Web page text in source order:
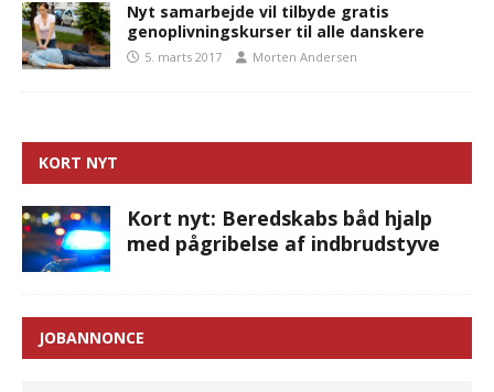
Nyt samarbejde vil tilbyde gratis
genoplivningskurser til alle danskere
5. marts 2017 Morten Andersen
KORT NYT
Kort nyt: Beredskabs båd hjalp
med pågribelse af indbrudstyve
JOBANNONCE